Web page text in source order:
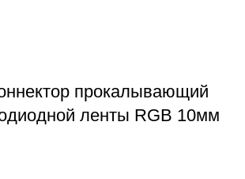
прокалывающий
ленты RGB 10мм